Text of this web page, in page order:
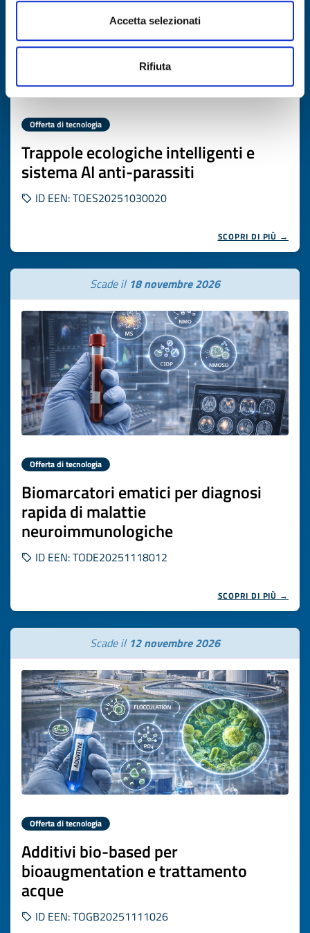
Accetta selezionati
Rifiuta
Offerta di tecnologia
Trappole ecologiche intelligenti e
sistema AI anti-parassiti
ID EEN: TOES20251030020
SCOPRI DI PIÙ →
Scade il 18 novembre 2026
Offerta di tecnologia
Biomarcatori ematici per diagnosi
rapida di malattie
neuroimmunologiche
ID EEN: TODE20251118012
SCOPRI DI PIÙ →
Scade il 12 novembre 2026
Offerta di tecnologia
Additivi bio-based per
bioaugmentation e trattamento
acque
ID EEN: TOGB20251111026